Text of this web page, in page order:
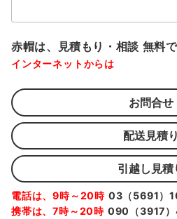
索：
赤帽は、見積もり・相談 無料
インターネットからは
お問合せ
配送見積り
引越し見積
電話は、9時～20時 03（5691）
携帯は、7時～20時 090（3917